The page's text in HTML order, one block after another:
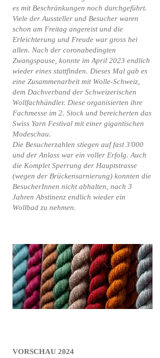
es mit Beschränkungen noch durchgeführt.
Viele der Aussteller und Besucher waren
schon am Freitag angereist und die
Erleichterung und Freude war gross bei
allen. Nach der coronabedingten
Zwangspause, konnte im April 2023 endlich
wieder eines stattfinden. Dieses Mal gab es
eine Zusammenarbeit mit Wolle-Schweiz,
dem Dachverband der Schweizerischen
Wollfachhändler. Diese organisierten ihre
Fachmesse im 2. Stock und bereicherten das
Swiss Yarn Festival mit einer gigantischen
Modeschau.
Die Besucherzahlen stiegen auf fast 3'000
und der Anlass war ein voller Erfolg. Auch
die Komplet Sperrung der Hauptstrasse
(wegen der Brückensarnierung) konnten die
BesucherInnen nicht abhalten, nach 3
Jahren Abstinenz endlich wieder ein
Wollbad zu nehmen.
VORSCHAU 2024